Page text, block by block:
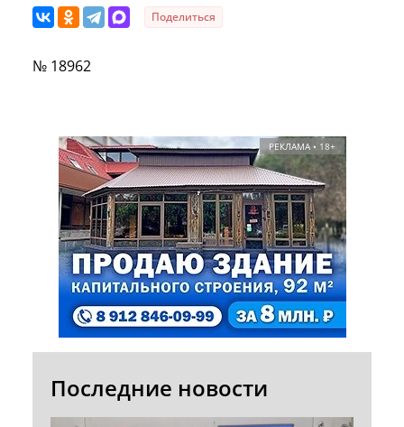
Поделиться
№ 18962
РЕКЛАМА • 18+
Последние новости